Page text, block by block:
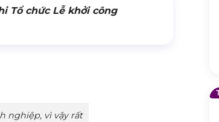
Tổ chức Lễ khởi công
nghiệp, vì vậy rất